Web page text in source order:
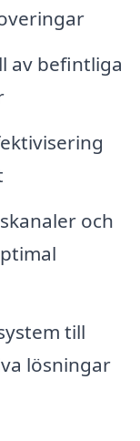
av befintliga
och
till
lösningar